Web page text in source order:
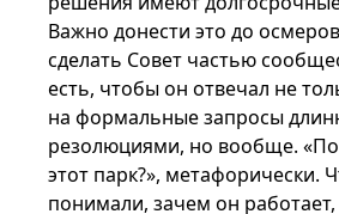
Важно донести это до
сделать Совет частью
есть, чтобы он отвечал не
на формальные запросы
резолюциями, но вообще.
этот парк?», метафорически.
понимали, зачем он